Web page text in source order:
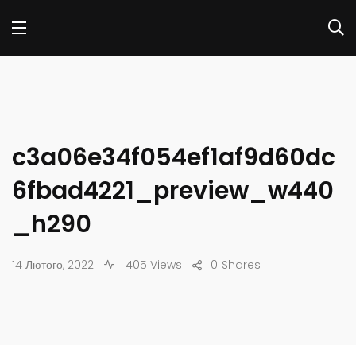
c3a06e34f054ef1af9d60dc
6fbad4221_preview_w440
_h290
14 Лютого, 2022 405 Views Shares
0